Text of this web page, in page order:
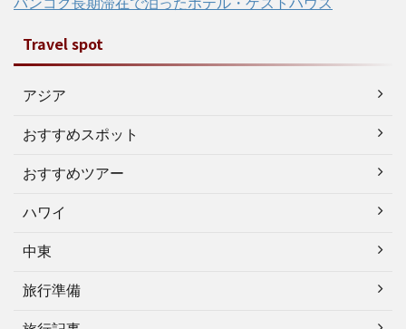
Travel spot
アジア
おすすめスポット
おすすめツアー
ハワイ
中東
旅行準備